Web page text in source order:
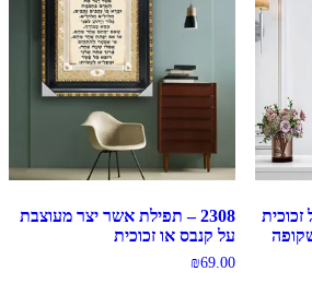
זכוכית
2308 – תפילת אשר יצר מעוצבת
על קנבס או זכוכית
₪69.00